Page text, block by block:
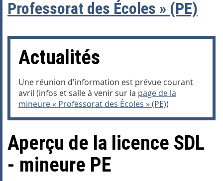
Professorat des Écoles » (PE)
Actualités
Une réunion d'information est prévue courant
avril (infos et salle à venir sur la page de la
mineure « Professorat des Écoles » (PE))
Aperçu de la licence SDL
- mineure PE